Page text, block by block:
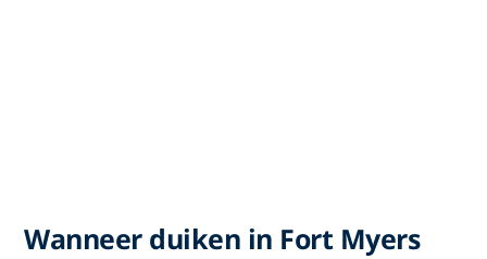
Wanneer duiken in Fort Myers